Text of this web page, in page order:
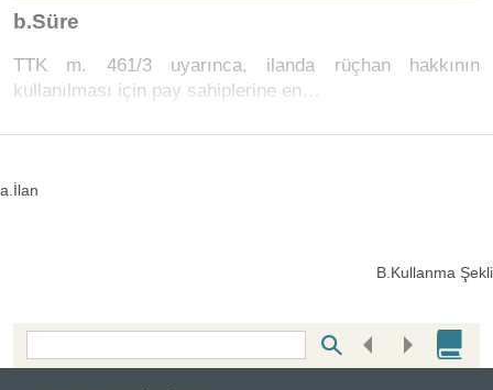
b.Süre
TTK m. 461/3 uyarınca, ilanda rüçhan hakkının
kullanılması için pay sahiplerine en…
a.İlan
B.Kullanma Şekli
Bottom Search Toolbar Highlight Text